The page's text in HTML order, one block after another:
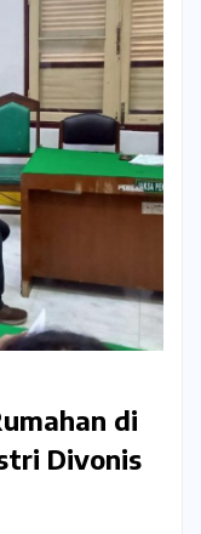
di
Divonis